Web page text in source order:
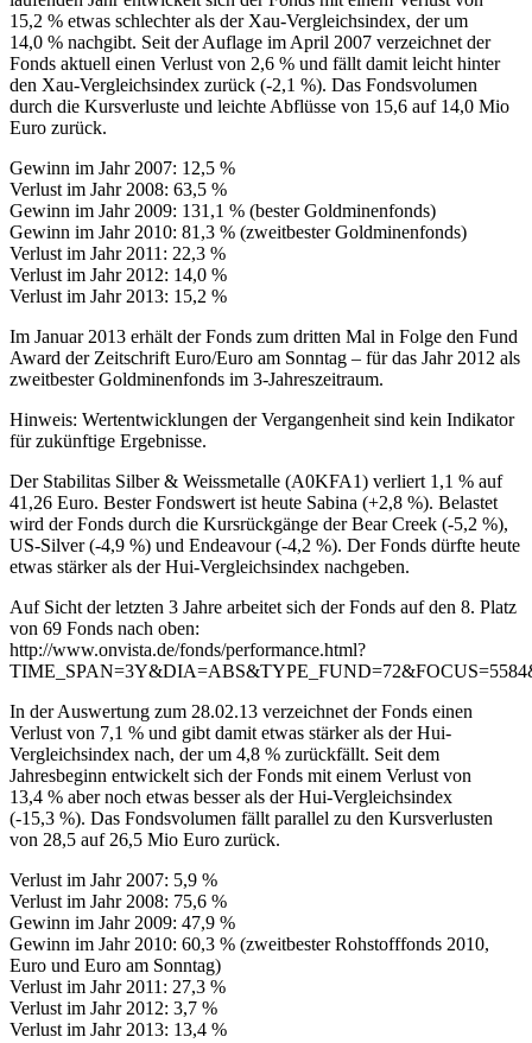
15,2 % etwas schlechter als der Xau-Vergleichsindex, der um
14,0 % nachgibt. Seit der Auflage im April 2007 verzeichnet der
Fonds aktuell einen Verlust von 2,6 % und fällt damit leicht hinter
den Xau-Vergleichsindex zurück (-2,1 %). Das Fondsvolumen
durch die Kursverluste und leichte Abflüsse von 15,6 auf 14,0 Mio
Euro zurück.
Gewinn im Jahr 2007: 12,5 %
Verlust im Jahr 2008: 63,5 %
Gewinn im Jahr 2009: 131,1 % (bester Goldminenfonds)
Gewinn im Jahr 2010: 81,3 % (zweitbester Goldminenfonds)
Verlust im Jahr 2011: 22,3 %
Verlust im Jahr 2012: 14,0 %
Verlust im Jahr 2013: 15,2 %
Im Januar 2013 erhält der Fonds zum dritten Mal in Folge den Fund
Award der Zeitschrift Euro/Euro am Sonntag – für das Jahr 2012 als
zweitbester Goldminenfonds im 3-Jahreszeitraum.
Hinweis: Wertentwicklungen der Vergangenheit sind kein Indikator
für zukünftige Ergebnisse.
Der Stabilitas Silber & Weissmetalle (A0KFA1) verliert 1,1 % auf
41,26 Euro. Bester Fondswert ist heute Sabina (+2,8 %). Belastet
wird der Fonds durch die Kursrückgänge der Bear Creek (-5,2 %),
US-Silver (-4,9 %) und Endeavour (-4,2 %). Der Fonds dürfte heute
etwas stärker als der Hui-Vergleichsindex nachgeben.
Auf Sicht der letzten 3 Jahre arbeitet sich der Fonds auf den 8. Platz
von 69 Fonds nach oben:
http://www.onvista.de/fonds/performance.html?
In der Auswertung zum 28.02.13 verzeichnet der Fonds einen
Verlust von 7,1 % und gibt damit etwas stärker als der Hui-
Vergleichsindex nach, der um 4,8 % zurückfällt. Seit dem
Jahresbeginn entwickelt sich der Fonds mit einem Verlust von
13,4 % aber noch etwas besser als der Hui-Vergleichsindex
(-15,3 %). Das Fondsvolumen fällt parallel zu den Kursverlusten
von 28,5 auf 26,5 Mio Euro zurück.
Verlust im Jahr 2007: 5,9 %
Verlust im Jahr 2008: 75,6 %
Gewinn im Jahr 2009: 47,9 %
Gewinn im Jahr 2010: 60,3 % (zweitbester Rohstofffonds 2010,
Euro und Euro am Sonntag)
Verlust im Jahr 2011: 27,3 %
Verlust im Jahr 2012: 3,7 %
Verlust im Jahr 2013: 13,4 %